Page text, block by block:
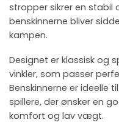
stropper sikrer en stabil
benskinnerne bliver
kampen.
Designet er klassisk og
vinkler, som passer
Benskinnerne er ideelle
spillere, der ønsker en
komfort og lav vægt.